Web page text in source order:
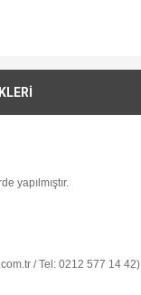
yapılmıştır.
/ Tel: 0212 577 14 42)